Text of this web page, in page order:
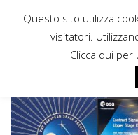
Sotto il contenuto
FUTURA
Questo sito utilizza
visitatori.
Clicca qui